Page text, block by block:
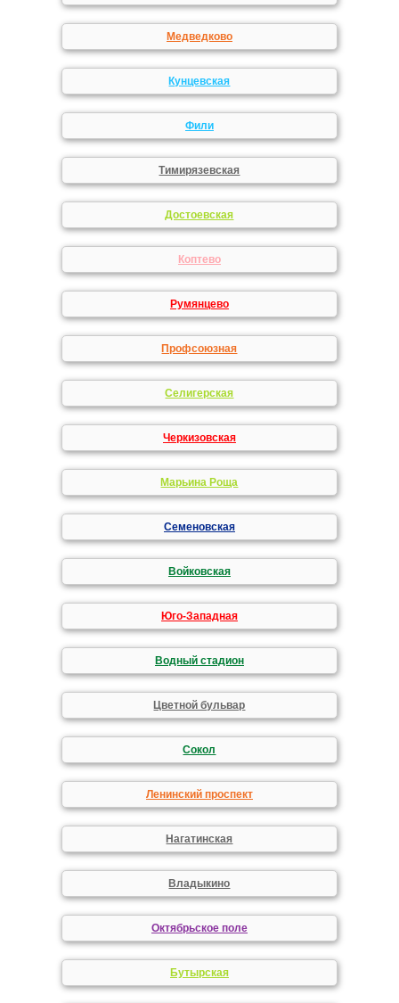
Медведково
Кунцевская
Фили
Тимирязевская
Достоевская
Коптево
Румянцево
Профсоюзная
Селигерская
Черкизовская
Марьина Роща
Семеновская
Войковская
Юго-Западная
Водный стадион
Цветной бульвар
Сокол
Ленинский проспект
Нагатинская
Владыкино
Октябрьское поле
Бутырская